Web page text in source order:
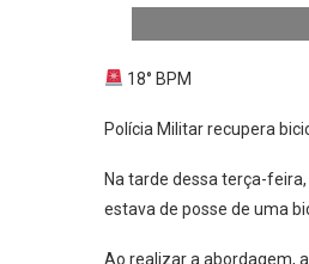
18° BPM
Polícia Militar recupera
Na tarde dessa terça-
estava de posse de uma
Ao realizar a abordagem,